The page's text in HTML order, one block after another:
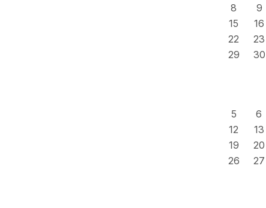
8
9
15
16
22
23
29
30
5
6
12
13
19
20
26
27